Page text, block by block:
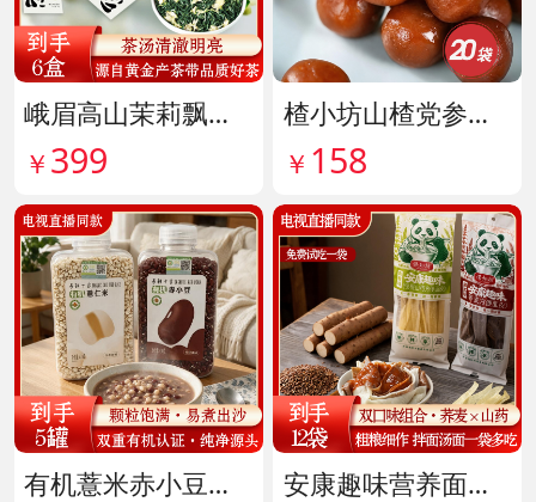
峨眉高山茉莉飘雪铂金熊猫礼盒限量版 货号141997
￥ 399
楂小坊山楂党参黄芪丸 货号142033
￥ 158
有机薏米赤小豆爆杀组 货号142099
安康趣味营养面皮超值组 货号142087